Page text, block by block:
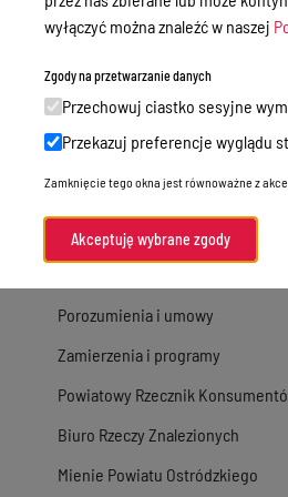
Nieodpłatna Pomoc Prawna
Rejestry, ewidencje i archiwa
Budżet
powiatowego
Organy Powiatu
Porozumienia i umowy
Zamierzenia i programy
Powiatowy Rzecznik
Biuro Rzeczy Znalezionych
Mienie Powiatu Ostródzkiego
wyłączyć można znaleźć w naszej
Zgody na przetwarzanie danych
Przechowuj ciastko sesyjne
Przekazuj preferencje wyglądu
Zamknięcie tego okna jest równoważne z
Akceptuję wybrane zgody